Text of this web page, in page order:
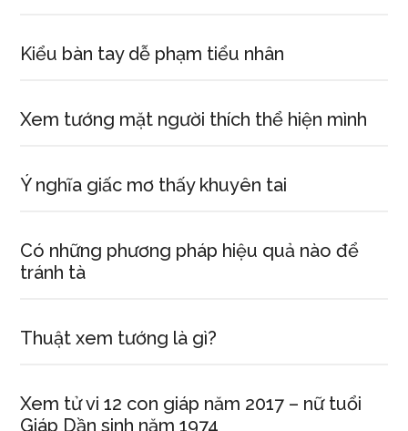
Kiểu bàn tay dễ phạm tiểu nhân
Xem tướng mặt người thích thể hiện mình
Ý nghĩa giấc mơ thấy khuyên tai
Có những phương pháp hiệu quả nào để
tránh tà
Thuật xem tướng là gì?
Xem tử vi 12 con giáp năm 2017 – nữ tuổi
Giáp Dần sinh năm 1974